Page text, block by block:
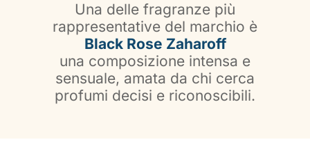
Una delle fragranze più
rappresentative del marchio è
Black Rose Zaharoff
una composizione intensa e
sensuale, amata da chi cerca
profumi decisi e riconoscibili.